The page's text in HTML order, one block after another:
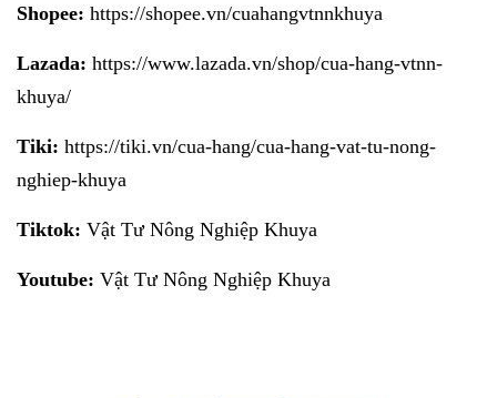
Shopee: https://shopee.vn/cuahangvtnnkhuya
Lazada: https://www.lazada.vn/shop/cua-hang-vtnn-
khuya/
Tiki: https://tiki.vn/cua-hang/cua-hang-vat-tu-nong-
nghiep-khuya
Tiktok: Vật Tư Nông Nghiệp Khuya
Youtube: Vật Tư Nông Nghiệp Khuya